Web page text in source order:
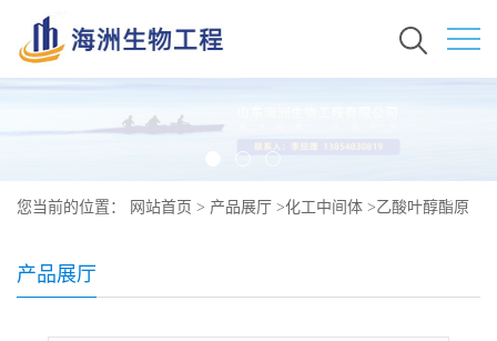
您当前的位置： 网站首页 > 产品展厅 >化工中间体 >乙酸叶醇酯原
产品展厅